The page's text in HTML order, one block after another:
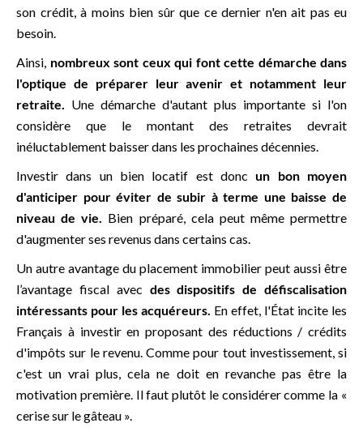
son crédit, à moins bien sûr que ce dernier n'en ait pas eu
besoin.
Ainsi, nombreux sont ceux qui font cette démarche dans
l'optique de préparer leur avenir et notamment leur
retraite. Une démarche d'autant plus importante si l'on
considère que le montant des retraites devrait
inéluctablement baisser dans les prochaines décennies.
Investir dans un bien locatif est doncun bon moyen
d'anticiper pour éviter de subir à terme une baisse de
niveau de vie. Bien préparé, cela peut même permettre
d'augmenter ses revenus dans certains cas.
Un autre avantage du placement immobilier peut aussi être
l’avantage fiscal avec des dispositifs de défiscalisation
intéressants pour les acquéreurs. En effet, l'État incite les
Français à investir en proposant des réductions / crédits
d'impôts sur le revenu. Comme pour tout investissement, si
c'est un vrai plus, cela ne doit en revanche pas être la
motivation première. Il faut plutôt le considérer comme la «
cerise sur le gâteau ».